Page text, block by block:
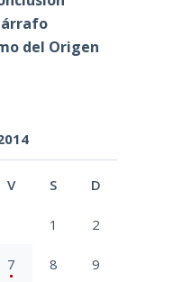
del Origen
V S D
1 2
7 8 9